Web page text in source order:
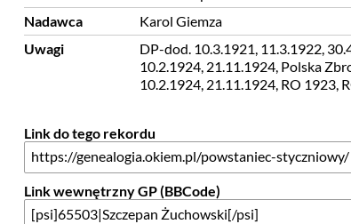
Nadawca
Karol Giemza
Uwagi
DP-dod. 10.3.1921, 11.3.1922,
10.2.1924, 21.11.1924, Polska
10.2.1924, 21.11.1924, RO 1923,
Link do tego rekordu
Link wewnętrzny GP (BBCode)